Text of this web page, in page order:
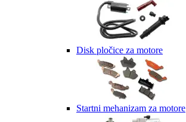
Disk pločice za motore
Startni mehanizam za motore